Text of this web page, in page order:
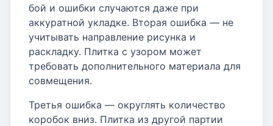
бой и ошибки случаются даже при
аккуратной укладке. Вторая ошибка — не
учитывать направление рисунка и
раскладку. Плитка с узором может
требовать дополнительного материала для
совмещения.
Третья ошибка — округлять количество
коробок вниз. Плитка из другой партии